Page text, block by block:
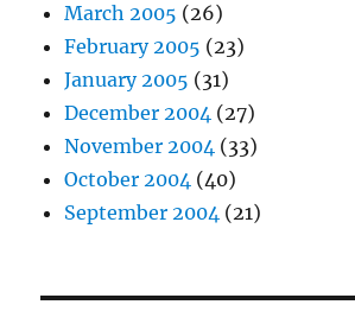
March 2005 (26)
February 2005 (23)
January 2005 (31)
December 2004 (27)
November 2004 (33)
October 2004 (40)
September 2004 (21)